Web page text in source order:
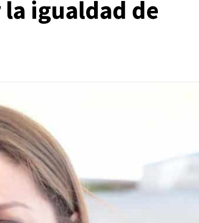
igualdad de
Manifestaciones
Manifestaciones hoy en CDMX 5 de agosto del
2026
1 día ago Editorial Staff